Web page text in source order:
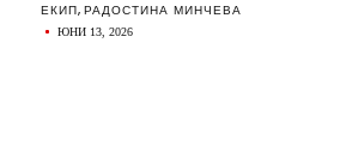
ЕКИП, РАДОСТИНА МИНЧЕВА
ЮНИ 13, 2026